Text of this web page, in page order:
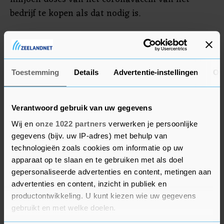
Toestemming Details Advertentie-instellingen
Verantwoord gebruik van uw gegevens
Wij en onze 1022 partners verwerken je persoonlijke
gegevens (bijv. uw IP-adres) met behulp van
technologieën zoals cookies om informatie op uw
apparaat op te slaan en te gebruiken met als doel
gepersonaliseerde advertenties en content, metingen aan
advertenties en content, inzicht in publiek en
productontwikkeling. U kunt kiezen wie uw gegevens
gebruikt en met welke doelen.
bedrijf te kopen als dat nodig is.
Embraer steeg bijna 6 procent op Wall Street. De
Braziliaanse vliegtuigbouwer boekte voor het
eerst sinds begin 2018 een kwartaalwinst. Er
wordt weer meer gevlogen naarmate
voorkomen worden versoepeld.
Airbnb
De verspreiding van de Delta-variant van het
coronavirus zit vakantieverhuurplatform Airbnb
dwars. Daardoor worden er in het lopende
zomerkwartaal minder overnachtingen geboekt
dan gebruikelijk voor de coronapandemie. Airbnb